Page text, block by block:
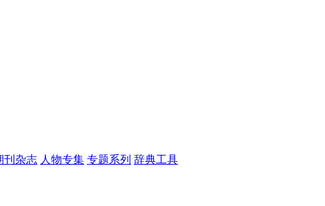
刊杂志 人物专集 专题系列 辞典工具